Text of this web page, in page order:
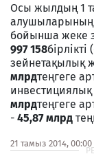
Осы жылдың 1
алушыларының
бойынша жеке
997 158
зейнетақылық
млрдтеңгеге
млрдтеңгеге
- 45,87 млрд
21 тамыз 2014, 00:00